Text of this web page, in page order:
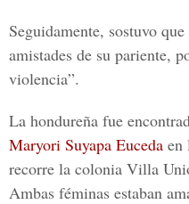
Seguidamente, sostuvo
amistades de su pariente,
violencia”.
La hondureña fue
Maryori Suyapa Euceda en
recorre la colonia Villa
Ambas féminas estaban